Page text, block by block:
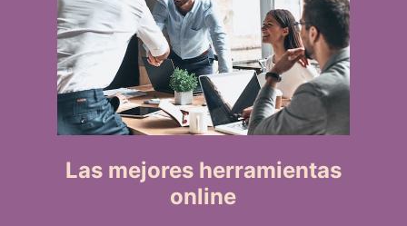
Las mejores herramientas
online